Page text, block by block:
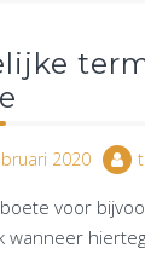
2020
voor
wanneer